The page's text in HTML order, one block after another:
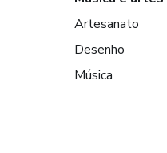
Artesanato
Desenho
Música